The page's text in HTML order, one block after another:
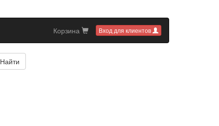
Вход для клиентов
Корзина
Найти